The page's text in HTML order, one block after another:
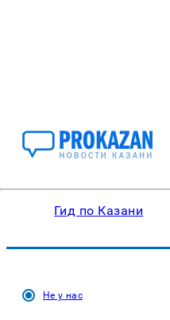
Гид по Казани
Не у нас